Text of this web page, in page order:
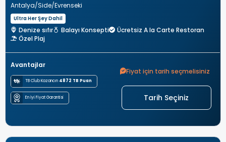
Antalya Side Evrenseki
Ultra Her Şey Dahil
Denize sıfır Balayı Konsepti
Ücretsiz A la Carte Restoran
Özel Plaj
Avantajlar
TB Club Kazancın 4872 TB Puan
En İyi Fiyat Garantisi
Fiyat için tarih seçmelisiniz
Tarih Seçiniz